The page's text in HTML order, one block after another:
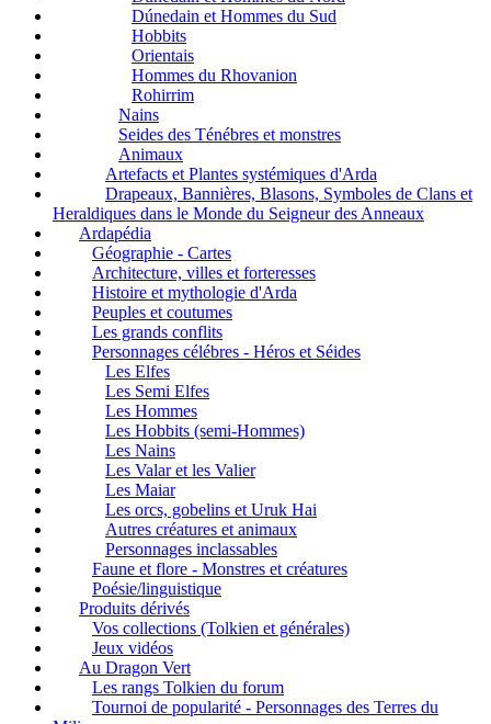
Dúnedain et Hommes du Sud
Hobbits
Orientais
Hommes du Rhovanion
Rohirrim
Nains
Seides des Ténébres et monstres
Animaux
Artefacts et Plantes systémiques d'Arda
Drapeaux, Bannières, Blasons, Symboles de Clans et
Heraldiques dans le Monde du Seigneur des Anneaux
Ardapédia
Géographie - Cartes
Architecture, villes et forteresses
Histoire et mythologie d'Arda
Peuples et coutumes
Les grands conflits
Personnages célébres - Héros et Séides
Les Elfes
Les Semi Elfes
Les Hommes
Les Hobbits (semi-Hommes)
Les Nains
Les Valar et les Valier
Les Maiar
Les orcs, gobelins et Uruk Hai
Autres créatures et animaux
Personnages inclassables
Faune et flore - Monstres et créatures
Poésie/linguistique
Produits dérivés
Vos collections (Tolkien et générales)
Jeux vidéos
Au Dragon Vert
Les rangs Tolkien du forum
Tournoi de popularité - Personnages des Terres du